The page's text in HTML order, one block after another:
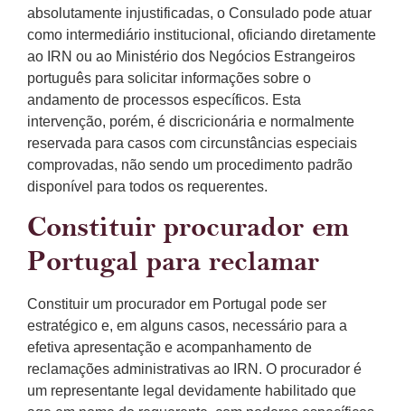
absolutamente injustificadas, o Consulado pode atuar
como intermediário institucional, oficiando diretamente
ao IRN ou ao Ministério dos Negócios Estrangeiros
português para solicitar informações sobre o
andamento de processos específicos. Esta
intervenção, porém, é discricionária e normalmente
reservada para casos com circunstâncias especiais
comprovadas, não sendo um procedimento padrão
disponível para todos os requerentes.
Constituir procurador em
Portugal para reclamar
Constituir um procurador em Portugal pode ser
estratégico e, em alguns casos, necessário para a
efetiva apresentação e acompanhamento de
reclamações administrativas ao IRN. O procurador é
um representante legal devidamente habilitado que